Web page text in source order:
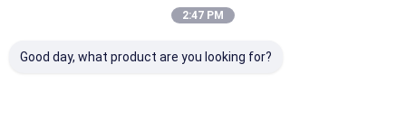
Cinturón de filtro
Filtración con
2:47 PM
Good day, what product are you looking for?